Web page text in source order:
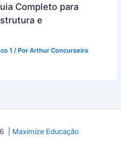
Completo para
e
1 / PorArthur Concurseiro
| Maximize Educação